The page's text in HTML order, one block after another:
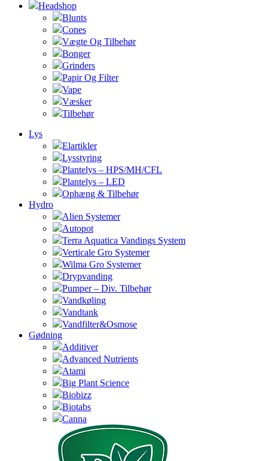
Headshop
Blunts
Cones
Vægte Og Tilbehør
Bonger
Grinders
Papir Og Filter
Vape
Væsker
Tilbehør
Lys
Elartikler
Lysstyring
Plantelys – HPS/MH/CFL
Plantelys – LED
Ophæng & Tilbehør
Hydro
Alien Systemer
Autopot
Terra Aquatica Vandings System
Verticale Gro Systemer
Wilma Gro Systemer
Drypvanding
Pumper – Div. Tilbehør
Vandkøling
Vandtank
Vandfilter&Osmose
Gødning
Additiver
Advanced Nutrients
Atami
Big Plant Science
Biobizz
Biotabs
Canna